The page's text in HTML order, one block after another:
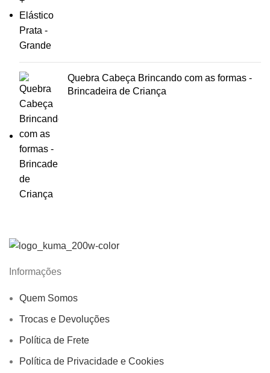
Quebra Cabeça Brincando com as formas -
Brincadeira de Criança
Informações
Quem Somos
Trocas e Devoluções
Política de Frete
Política de Privacidade e Cookies